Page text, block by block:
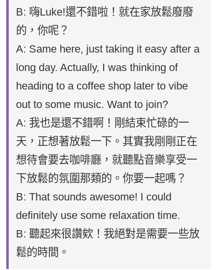
B: 嗨Luke!還不錯啦！就在家放鬆廢廢
的，你呢？
A: Same here, just taking it easy after a
long day. Actually, I was thinking of
heading to a coffee shop later to vibe
out to some music. Want to join?
A: 我也是還不錯啊！剛結束忙碌的一
天，正想著放鬆一下。其實我剛剛正在
想待會要去咖啡廳，就聽點音樂享受一
下放鬆的氛圍那類的。你要一起嗎？
B: That sounds awesome! I could
definitely use some relaxation time.
B: 聽起來很讚欸！我絕對是需要一些放
鬆的時間。